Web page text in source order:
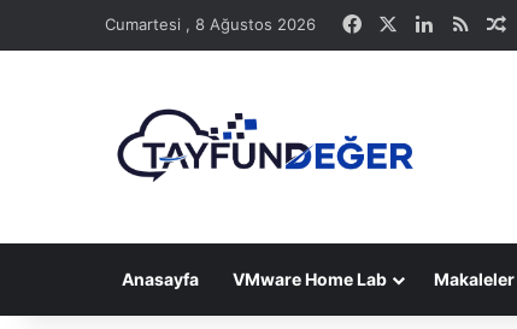
Cumartesi , 8 Ağustos 2026 Facebook LinkedIn
RSS
Anasayfa VMware Home Lab Makaleler